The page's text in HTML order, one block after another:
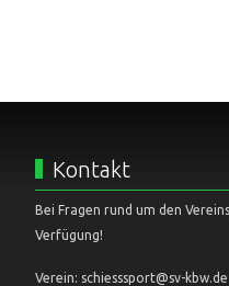
Kontakt
Bei Fragen rund um den
Verfügung!
Verein: schiesssport@sv-kbw.de